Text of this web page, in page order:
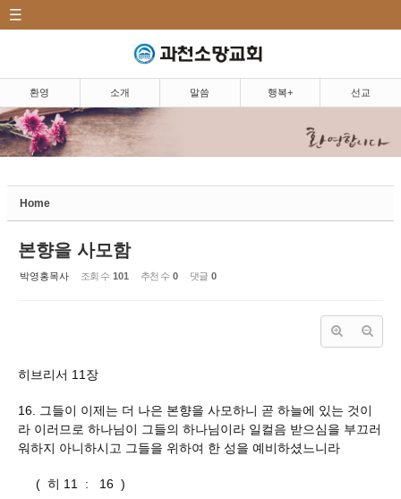
환영 소개 말씀 행복+ 선교
Home
본향을 사모함
박영홍목사 조회 수 101 추천 수 0 댓글 0
히브리서 11장
16. 그들이 이제는 더 나은 본향을 사모하니 곧 하늘에 있는 것이
라 이러므로 하나님이 그들의 하나님이라 일컬음 받으심을 부끄러
워하지 아니하시고 그들을 위하여 한 성을 예비하셨느니라
( 히 11 : 16 )
소개|Introduction
말씀|Message
5분 설교
찬양
Sketchbook5, 스케치북5
Sketchbook5, 스케치북5